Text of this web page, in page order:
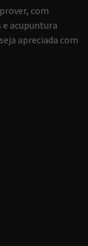
com
acupuntura
apreciada com